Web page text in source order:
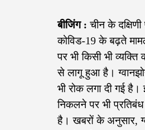
बीजिंग :चीन के
कोविड-19 के बढ़ते
पर भी किसी भी
से लागू हुआ है।
भी रोक लगा दी गई
निकलने पर भी
है। खबरों के अनुसार,